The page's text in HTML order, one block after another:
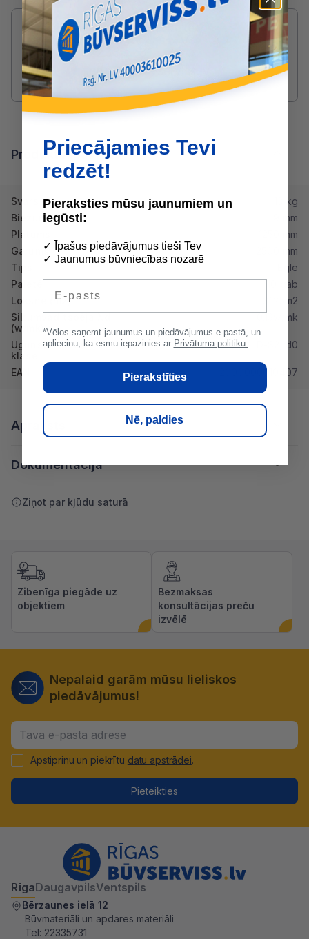
Radušies jautājumi par produktu?
SAZINIES AR DRUVIS:
2233 5731
druvis@buvserviss.lv
Produkta īpašības
Svars
13 kg
Biezums
9 mm
Platums
1250 mm
Garums
2500 mm
Tips
Egle
Paletē
110 gab
Loksne (m2)
3.125m2
Siltumvadītspēja λd
(w/mk)
0.13w/mk
Ugunsdrošibas
klase
D-S2, d0
EAN 2000000010407
Apraksts
Dokumentācija
Ziņot par kļūdu saturā
Zibenīga piegāde uz
objektiem
Bezmaksas
konsultācijas preču
izvēlē
Nepalaid garām mūsu lieliskos
piedāvājumus!
Apstiprinu un piekrītu datu apstrādei.
Pieteikties
RīgaDaugavpilsVentspils
Bērzaunes ielā 12
Būvmateriāli un apdares materiāli
Tel: 22335731
Priecājamies Tevi
redzēt!
Pieraksties mūsu jaunumiem un
iegūsti:
✓ Īpašus piedāvājumus tieši Tev
✓ Jaunumus būvniecības nozarē
*Vēlos saņemt jaunumus un piedāvājumus e-pastā, un
apliecinu, ka esmu iepazinies ar Privātuma politiku.
Pierakstīties
Nē, paldies